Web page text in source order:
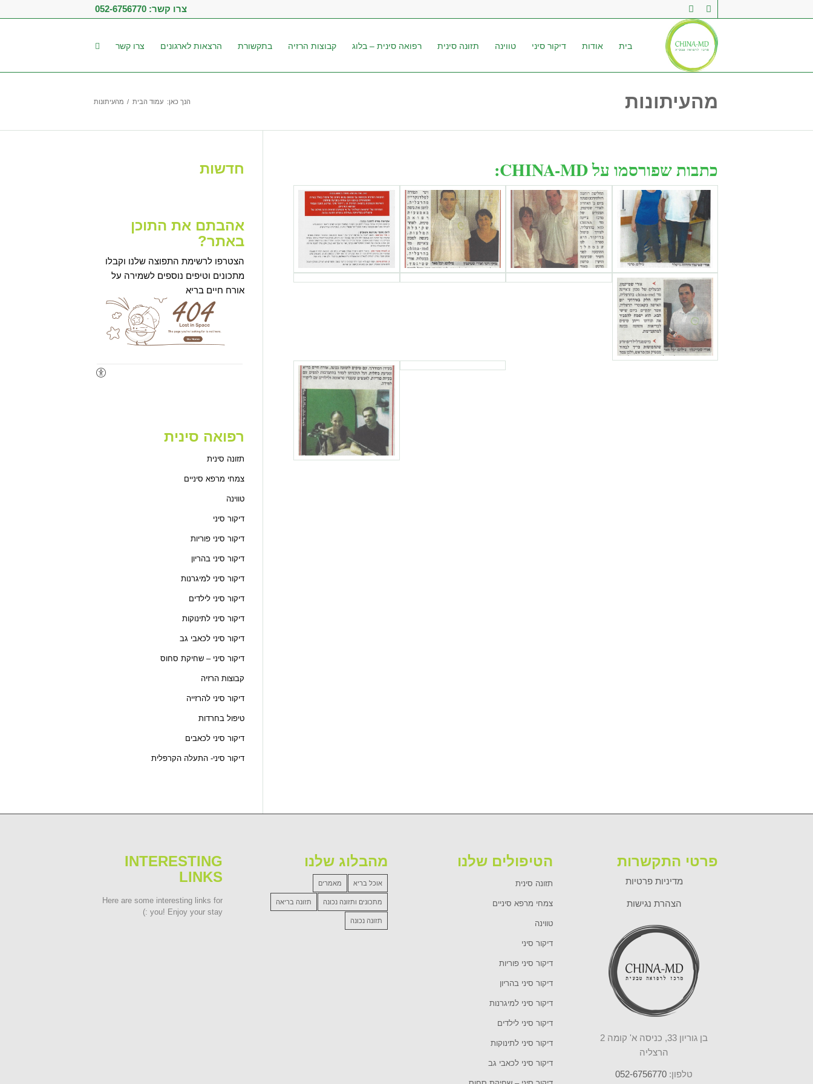
צרו קשר: 052-6756770
בית אודות דיקור סיני טווינה תזונה סינית רפואה סינית – בלוג קבוצות הרזיה בתקשורת הרצאות לארגונים צרו קשר
מהעיתונות הנך כאן: עמוד הבית / מהעיתונות
כתבות שפורסמו על CHINA-MD: חדשות
אהבתם את התוכן
באתר?
הצטרפו לרשימת התפוצה שלנו וקבלו
מתכונים וטיפים נוספים לשמירה על
אורח חיים בריא
רפואה סינית
תזונה סינית
צמחי מרפא סיניים
טווינה
דיקור סיני
דיקור סיני פוריות
דיקור סיני בהריון
דיקור סיני למיגרנות
דיקור סיני לילדים
דיקור סיני לתינוקות
דיקור סיני לכאבי גב
דיקור סיני – שחיקת סחוס
קבוצות הרזיה
דיקור סיני להרזייה
טיפול בחרדות
דיקור סיני לכאבים
דיקור סיני- התעלה הקרפלית
INTERESTING
LINKS
Here are some interesting links for
you! Enjoy your stay :)
מהבלוג שלנו
אוכל בריא מאמרים
מתכונים ותזונה נכונה תזונה בריאה
תזונה נכונה
הטיפולים שלנו
תזונה סינית
צמחי מרפא סיניים
טווינה
דיקור סיני
דיקור סיני פוריות
דיקור סיני בהריון
דיקור סיני למיגרנות
דיקור סיני לילדים
דיקור סיני לתינוקות
דיקור סיני לכאבי גב
פרטי התקשרות
מדיניות פרטיות
הצהרת נגישות
בן גוריון 33, כניסה א' קומה 2
הרצליה
טלפון: 052-6756770